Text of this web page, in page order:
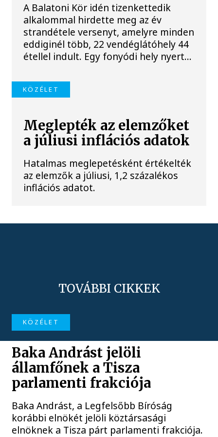
A Balatoni Kör idén tizenkettedik
alkalommal hirdette meg az év
strandétele versenyt, amelyre minden
eddiginél több, 22 vendéglátóhely 44
étellel indult. Egy fonyódi hely nyert...
KÖZÉLET
Meglepték az elemzőket
a júliusi inflációs adatok
Hatalmas meglepetésként értékelték
az elemzők a júliusi, 1,2 százalékos
inflációs adatot.
TOVÁBBI CIKKEK
KÖZÉLET
Baka Andrást jelöli
államfőnek a Tisza
parlamenti frakciója
Baka Andrást, a Legfelsőbb Bíróság
korábbi elnökét jelöli köztársasági
elnöknek a Tisza párt parlamenti frakciója.